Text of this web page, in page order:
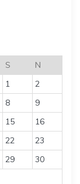
S
N
1
2
8
9
15
16
22
23
29
30